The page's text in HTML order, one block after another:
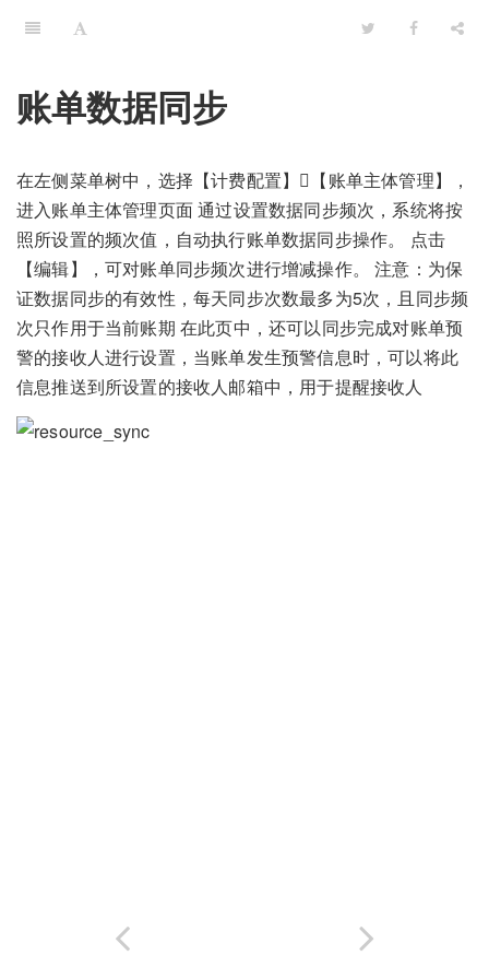
账单数据同步
在左侧菜单树中，选择【计费配置】【账单主体管理】，
进入账单主体管理页面 通过设置数据同步频次，系统将按
照所设置的频次值，自动执行账单数据同步操作。 点击
【编辑】，可对账单同步频次进行增减操作。 注意：为保
证数据同步的有效性，每天同步次数最多为5次，且同步频
次只作用于当前账期 在此页中，还可以同步完成对账单预
警的接收人进行设置，当账单发生预警信息时，可以将此
信息推送到所设置的接收人邮箱中，用于提醒接收人